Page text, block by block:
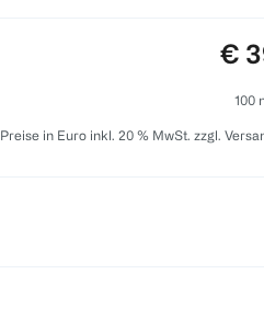
€
100
Preise in Euro inkl. 20 % MwSt. zzgl.